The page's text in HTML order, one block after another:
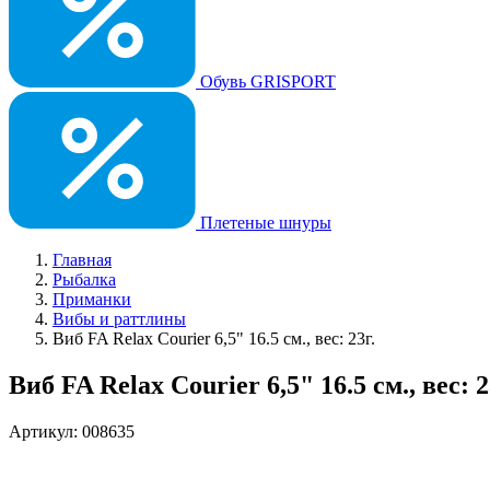
Обувь GRISPORT
Плетеные шнуры
Главная
Рыбалка
Приманки
Вибы и раттлины
Виб FA Relax Courier 6,5" 16.5 см., вес: 23г.
Виб FA Relax Courier 6,5" 16.5 см., вес:
Артикул: 008635